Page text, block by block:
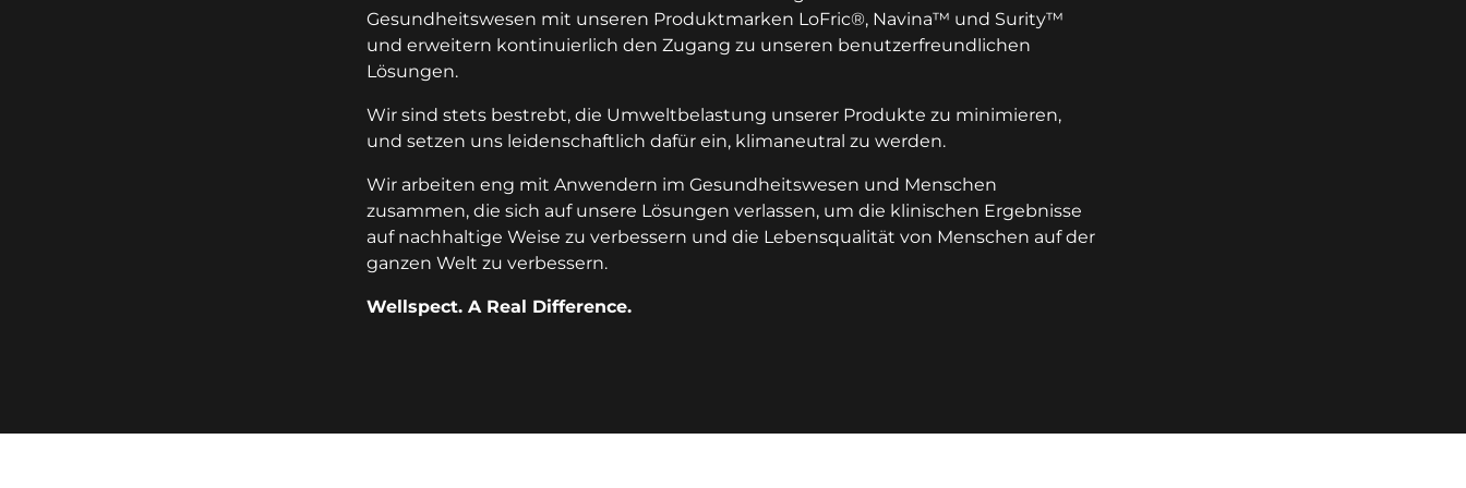
Gesundheitswesen mit unseren Produktmarken LoFric®, Navina™ und Surity™
und erweitern kontinuierlich den Zugang zu unseren benutzerfreundlichen
Lösungen.
Wir sind stets bestrebt, die Umweltbelastung unserer Produkte zu minimieren,
und setzen uns leidenschaftlich dafür ein, klimaneutral zu werden.
Wir arbeiten eng mit Anwendern im Gesundheitswesen und Menschen
zusammen, die sich auf unsere Lösungen verlassen, um die klinischen Ergebnisse
auf nachhaltige Weise zu verbessern und die Lebensqualität von Menschen auf der
ganzen Welt zu verbessern.
Wellspect. A Real Difference.